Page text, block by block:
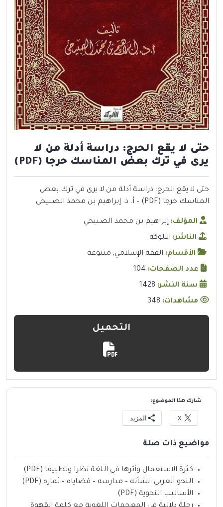
حتى لا يقع الحرج: دراسة أدلة من لا
يرى في ترك بعض المناسك حرجا (PDF)
حتى لا يقع الحرج: دراسة أدلة من لا يرى في ترك بعض
المناسك حرجا (PDF) – أ. د. إبراهيم بن محمد الصبيحي
المؤلف: إبراهيم بن محمد الصبيحي
الناشر: الالوكة
الأقسام: الفقه الإسلامي, متنوعة
عدد الصفحات: 104
سنة النشر: 1428
مشاهدات:
التحميل
شارك هذا الموضوع:
X المزيد
مواضيع ذات صلة
كثرة الاستعمال وأثرها في اللغة نظرا وتطبيقا (PDF)
النحو العربي: نشأته – مدارسه – قضاياه – ثماره (PDF)
الأساليب النحوية (PDF)